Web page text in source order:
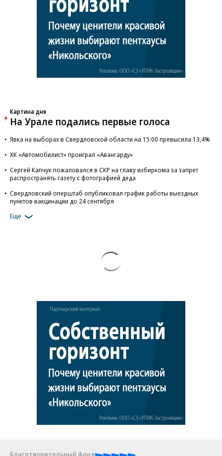
Картина дня
На Урале подались первые голоса
Явка на выборах в Свердловской области на 15:00 превысила 13,4%
ХК «Автомобилист» проиграл «Авангарду»
Сергей Капчук пожаловался в СКР на главу избиркома за запрет
распространять газету с фотографией деда
Свердловский оперштаб опубликовал график работы выездных
пунктов вакцинации до 24 сентября
Еще
Благотворительный фонд